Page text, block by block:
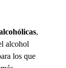
,
alcohol
los que